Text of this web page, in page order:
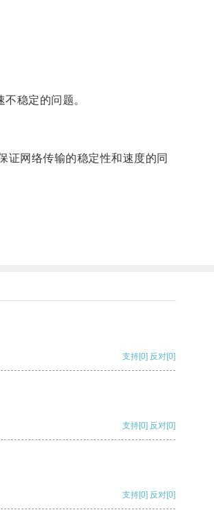
稳定的问题。
网络传输的稳定性和速度的同
支持[0] 反对[0]
支持[0] 反对[0]
支持[0] 反对[0]